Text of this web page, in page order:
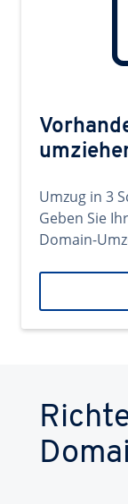
Umzug in 3
Geben Sie
Domain-